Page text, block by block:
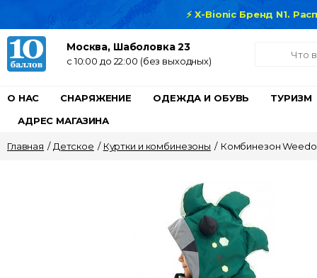
⚡ X-Bionic Бренд N1.
Москва, Шаболовка 23
c 10:00 до 22:00 (без выходных)
О НАС СНАРЯЖЕНИЕ ОДЕЖДА И ОБУВЬ
ТУРИЗМ
АДРЕС МАГАЗИНА
Главная / Детское / Куртки и комбинезоны / Комбинезон